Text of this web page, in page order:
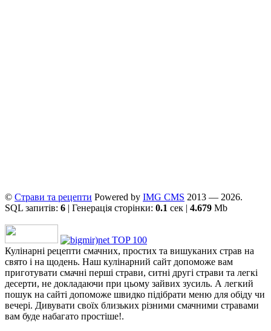
© Страви та рецепти Powered by ІMG CMS 2013 — 2026.
SQL запитів: 6 | Генерація сторінки: 0.1 сек | 4.679 Mb
Кулінарні рецепти смачних, простих та вишуканих страв на
свято і на щодень. Наш кулінарний сайт допоможе вам
приготувати смачні перші страви, ситні другі страви та легкі
десерти, не докладаючи при цьому зайвих зусиль. А легкий
пошук на сайті допоможе швидко підібрати меню для обіду чи
вечері. Дивувати своїх близьких різними смачними стравами
вам буде набагато простіше!.